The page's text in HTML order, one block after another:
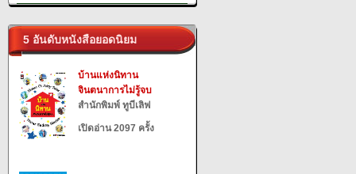
5 อันดับหนังสือยอดนิยม
บ้านแห่งนิทาน
จินตนาการไม่รู้จบ
สำนักพิมพ์ ทูบีเลิฟ
เปิดอ่าน 2097 ครั้ง